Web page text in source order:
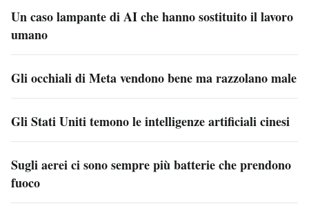
Un caso lampante di AI che hanno sostituito il lavoro
umano
Gli occhiali di Meta vendono bene ma razzolano male
Gli Stati Uniti temono le intelligenze artificiali cinesi
Sugli aerei ci sono sempre più batterie che prendono
fuoco